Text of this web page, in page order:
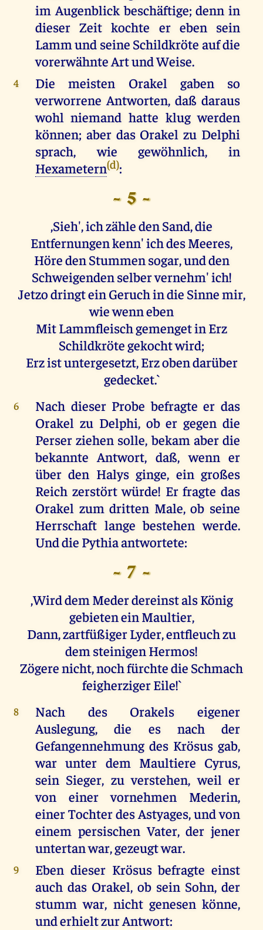
im Augenblick beschäftige; denn in
dieser Zeit kochte er eben sein
Lamm und seine Schildkröte auf die
vorerwähnte Art und Weise.
4
Die meisten Orakel gaben so
verworrene Antworten, daß daraus
wohl niemand hatte klug werden
können; aber das Orakel zu Delphi
sprach, wie gewöhnlich, in
Hexametern(d):
- 5 -
,Sieh', ich zähle den Sand, die
Entfernungen kenn' ich des Meeres,
Höre den Stummen sogar, und den
Schweigenden selber vernehm' ich!
Jetzo dringt ein Geruch in die Sinne mir,
wie wenn eben
Mit Lammfleisch gemenget in Erz
Schildkröte gekocht wird;
Erz ist untergesetzt, Erz oben darüber
gedecket.`
6
Nach dieser Probe befragte er das
Orakel zu Delphi, ob er gegen die
Perser ziehen solle, bekam aber die
bekannte Antwort, daß, wenn er
über den Halys ginge, ein großes
Reich zerstört würde! Er fragte das
Orakel zum dritten Male, ob seine
Herrschaft lange bestehen werde.
Und die Pythia antwortete:
- 7 -
,Wird dem Meder dereinst als König
gebieten ein Maultier,
Dann, zartfüßiger Lyder, entfleuch zu
dem steinigen Hermos!
Zögere nicht, noch fürchte die Schmach
feigherziger Eile!`
8
Nach des Orakels eigener
Auslegung, die es nach der
Gefangennehmung des Krösus gab,
war unter dem Maultiere Cyrus,
sein Sieger, zu verstehen, weil er
von einer vornehmen Mederin,
einer Tochter des Astyages, und von
einem persischen Vater, der jener
untertan war, gezeugt war.
9
Eben dieser Krösus befragte einst
auch das Orakel, ob sein Sohn, der
stumm war, nicht genesen könne,
und erhielt zur Antwort: